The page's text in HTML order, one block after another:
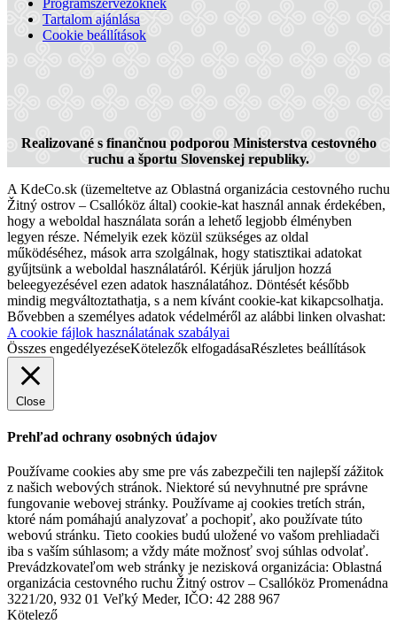
Slovakia Ring
Tartalom ajánlása
Cookie beállítások
Realizované s finančnou podporou Ministerstva cestovného
ruchu a športu Slovenskej republiky.
A KdeCo.sk (üzemeltetve az Oblastná organizácia cestovného ruchu
Žitný ostrov – Csallóköz által) cookie-kat használ annak érdekében,
hogy a weboldal használata során a lehető legjobb élményben
legyen része. Némelyik ezek közül szükséges az oldal
működéséhez, mások arra szolgálnak, hogy statisztikai adatokat
gyűjtsünk a weboldal használatáról. Kérjük járuljon hozzá
beleegyezésével ezen adatok használatához. Döntését később
mindig megváltoztathatja, s a nem kívánt cookie-kat kikapcsolhatja.
Bővebben a személyes adatok védelméről az alábbi linken olvashat:
A cookie fájlok használatának szabályai
Összes engedélyezéseKötelezők elfogadásaRészletes beállítások
Close
Prehľad ochrany osobných údajov
Používame cookies aby sme pre vás zabezpečili ten najlepší zážitok
z našich webových stránok. Niektoré sú nevyhnutné pre správne
fungovanie webovej stránky. Používame aj cookies tretích strán,
ktoré nám pomáhajú analyzovať a pochopiť, ako používate túto
webovú stránku. Tieto cookies budú uložené vo vašom prehliadači
iba s vaším súhlasom; a vždy máte možnosť svoj súhlas odvolať.
Prevádzkovateľom web stránky je nezisková organizácia: Oblastná
organizácia cestovného ruchu Žitný ostrov – Csallóköz Promenádna
3221/20, 932 01 Veľký Meder, IČO: 42 288 967
Kötelező